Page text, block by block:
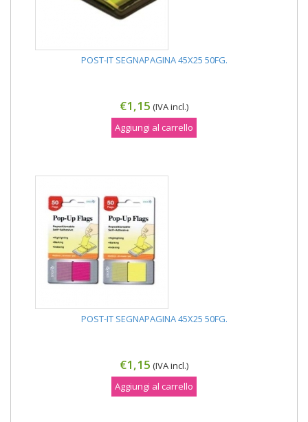
POST-IT SEGNAPAGINA 45X25 50FG.
€1,15 (IVA incl.)
Aggiungi al carrello
POST-IT SEGNAPAGINA 45X25 50FG.
€1,15 (IVA incl.)
Aggiungi al carrello